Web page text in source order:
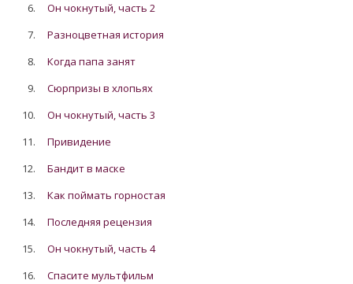
6.
Он чокнутый, часть 2
7.
Разноцветная история
8.
Когда папа занят
9.
Сюрпризы в хлопьях
10.
Он чокнутый, часть 3
11.
Привидение
12.
Бандит в маске
13.
Как поймать горностая
14.
Последняя рецензия
15.
Он чокнутый, часть 4
16.
Спасите мультфильм